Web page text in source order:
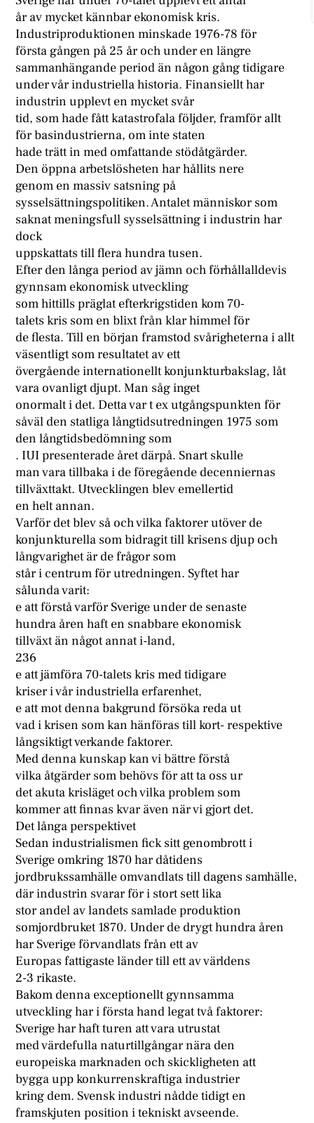
år av mycket kännbar ekonomisk kris.
Industriproduktionen minskade 1976-78 för
första gången på 25 år och under en längre
sammanhängande period än någon gång tidigare
under vår industriella historia. Finansiellt har
industrin upplevt en mycket svår
tid, som hade fått katastrofala följder, framför allt
för basindustrierna, om inte staten
hade trätt in med omfattande stödåtgärder.
Den öppna arbetslösheten har hållits nere
genom en massiv satsning på
sysselsättningspolitiken. Antalet människor som
saknat meningsfull sysselsättning i industrin har
dock
uppskattats till flera hundra tusen.
Efter den långa period av jämn och förhållalldevis
gynnsam ekonomisk utveckling
som hittills präglat efterkrigstiden kom 70-
talets kris som en blixt från klar himmel för
de flesta. Till en början framstod svårigheterna i allt
väsentligt som resultatet av ett
övergående internationellt konjunkturbakslag, låt
vara ovanligt djupt. Man såg inget
onormalt i det. Detta var t ex utgångspunkten för
såväl den statliga långtidsutredningen 1975 som
den långtidsbedömning som
. IUI presenterade året därpå. Snart skulle
man vara tillbaka i de föregående decenniernas
tillväxttakt. Utvecklingen blev emellertid
en helt annan.
Varför det blev så och vilka faktorer utöver de
konjunkturella som bidragit till krisens djup och
långvarighet är de frågor som
står i centrum för utredningen. Syftet har
sålunda varit:
e att förstå varför Sverige under de senaste
hundra åren haft en snabbare ekonomisk
tillväxt än något annat i-land,
236
e att jämföra 70-talets kris med tidigare
kriser i vår industriella erfarenhet,
e att mot denna bakgrund försöka reda ut
vad i krisen som kan hänföras till kort- respektive
långsiktigt verkande faktorer.
Med denna kunskap kan vi bättre förstå
vilka åtgärder som behövs för att ta oss ur
det akuta krisläget och vilka problem som
kommer att finnas kvar även när vi gjort det.
Det långa perspektivet
Sedan industrialismen fick sitt genombrott i
Sverige omkring 1870 har dåtidens
jordbrukssamhälle omvandlats till dagens samhälle,
där industrin svarar för i stort sett lika
stor andel av landets samlade produktion
somjordbruket 1870. Under de drygt hundra åren
har Sverige förvandlats från ett av
Europas fattigaste länder till ett av världens
2-3 rikaste.
Bakom denna exceptionellt gynnsamma
utveckling har i första hand legat två faktorer:
Sverige har haft turen att vara utrustat
med värdefulla naturtillgångar nära den
europeiska marknaden och skickligheten att
bygga upp konkurrenskraftiga industrier
kring dem. Svensk industri nådde tidigt en
framskjuten position i tekniskt avseende.